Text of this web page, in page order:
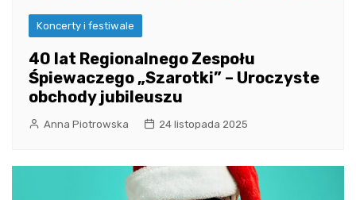
Koncerty i festiwale
40 lat Regionalnego Zespołu
Śpiewaczego „Szarotki” – Uroczyste
obchody jubileuszu
Anna Piotrowska 24 listopada 2025